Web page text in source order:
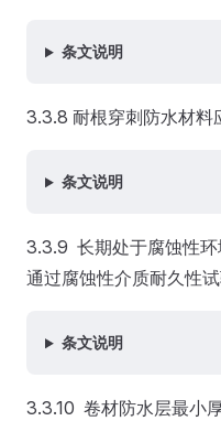
条文说明
3.3.8 耐根穿刺防水材料
条文说明
3.3.9 长期处于腐蚀性
通过腐蚀性介质耐久性试
条文说明
3.3.10 卷材防水层最小